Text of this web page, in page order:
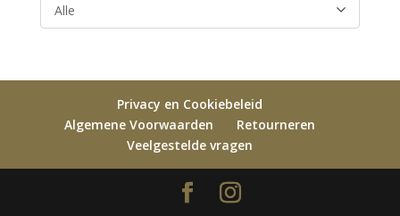
Alle
Privacy en Cookiebeleid
Algemene Voorwaarden
Retourneren
Veelgestelde vragen